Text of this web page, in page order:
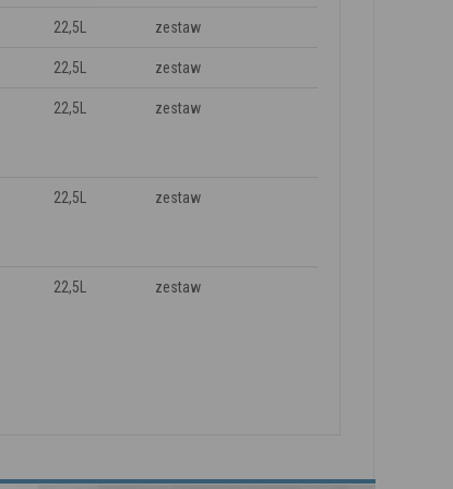
22,5L zestaw
22,5L zestaw
22,5L zestaw
22,5L zestaw
22,5L zestaw